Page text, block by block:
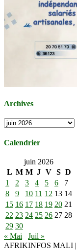
Archives
Archives
Calendrier
juin 2026
L M M J V S D
1
2 3 4 5 6
7
8
9 10 11 12 13 14
15 16 17 18 19 20 21
22 23 24 25 26 27 28
29 30
« Mai
Juil »
AFRIKINFOS MALI |